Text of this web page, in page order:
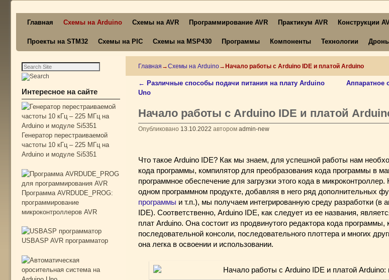
Главная Схемы на Arduino Схемы на AVR Программирование AVR Практикум AVR Конструкции
Проекты на STM32 Схемы на PIC Схемы на MSP430 Программы Компоненты Технологии
Интересное на сайте
Генератор перестраиваемой
частоты 10 кГц – 225 МГц на
Arduino и модуле Si5351
Программа AVRDUDE_PROG:
программирование
микроконтроллеров AVR
USBASP AVR программатор
Главная →Схемы на Arduino→Начало работы с Arduino IDE и платой Arduino
Навигация по записям
← Различные способы подачи питания на плату Arduino
Uno
Аппаратное
Начало работы с Arduino IDE и платой
Опубликовано 13.10.2022 автором admin-new
Что такое Arduino IDE? Как мы знаем, для успешной работы нам
кода программы, компилятор для преобразования кода программы в
программное обеспечение для загрузки этого кода в
одном программном продукте, добавляя в него ряд дополнительных
программы и т.п.), мы получаем интегрированную среду разработки (в
IDE). Соответственно, Arduino IDE, как следует из ее названия,
плат Arduino. Она состоит из продвинутого редактора кода программы,
последовательной консоли, последовательного плоттера и многих
она легка в освоении и использовании.